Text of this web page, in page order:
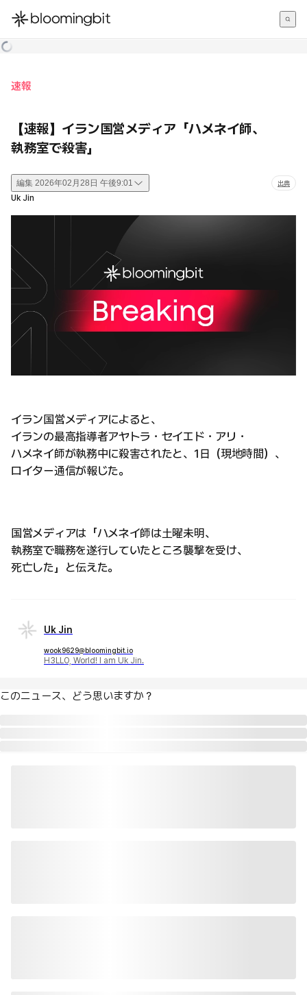
한국어
速報
【速報】イラン国営メディア「ハメネイ師、
執務室で殺害」
編集 2026年02月28日 午後9:01 出典
Uk Jin
イラン国営メディアによると、
イランの最高指導者アヤトラ・セイエド・アリ・
ハメネイ師が執務中に殺害されたと、1日（現地時間）、
ロイター通信が報じた。
国営メディアは「ハメネイ師は土曜未明、
執務室で職務を遂行していたところ襲撃を受け、
死亡した」と伝えた。
Uk Jin
wook9629@bloomingbit.io
H3LLO, World! I am Uk Jin.
このニュース、どう思いますか？